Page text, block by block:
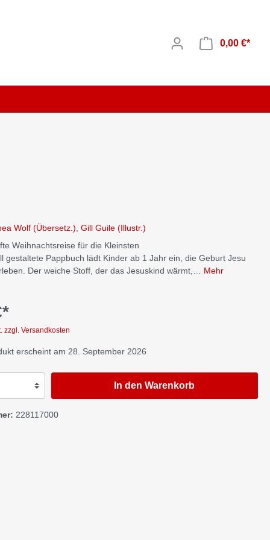
0,00 €*
Wolf (Übersetz.) Gill Guile (Illustr.)
Weihnachtsreise für die Kleinsten
gestaltete Pappbuch lädt Kinder ab 1 Jahr ein, die Geburt Jesu
Der weiche Stoff, der das Jesuskind wärmt,… Mehr
zzgl. Versandkosten
erscheint am 28. September 2026
In den Warenkorb
228117000